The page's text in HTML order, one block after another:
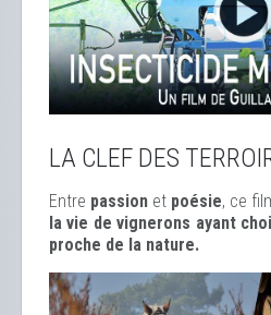
LA CLEF DES
Entre passion et poésie, ce
la vie de vignerons ayant
proche de la nature.